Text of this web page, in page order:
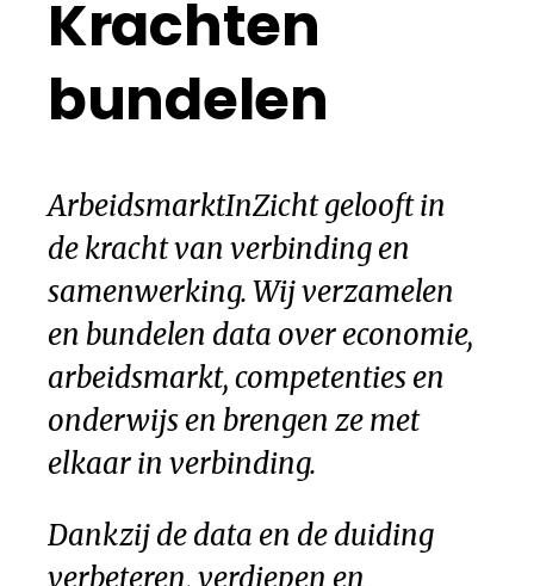
Krachten
bundelen
ArbeidsmarktInZicht gelooft in
de kracht van verbinding en
samenwerking. Wij verzamelen
en bundelen data over economie,
arbeidsmarkt, competenties en
onderwijs en brengen ze met
elkaar in verbinding.
Dankzij de data en de duiding
verbeteren, verdiepen en